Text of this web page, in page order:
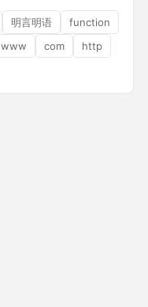
明言明语
function
www com
http